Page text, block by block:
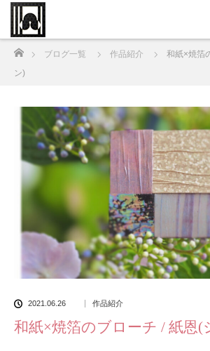
ブログ一覧 作品紹介
和紙×焼箔
ン)
2021.06.26 作品紹介
和紙×焼箔のブローチ / 紙恩(